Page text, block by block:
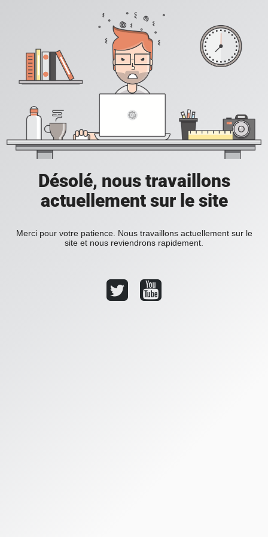
Désolé, nous travaillons
actuellement sur le site
Merci pour votre patience. Nous travaillons actuellement sur le
site et nous reviendrons rapidement.